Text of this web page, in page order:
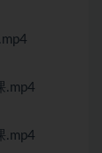
.mp4
.mp4